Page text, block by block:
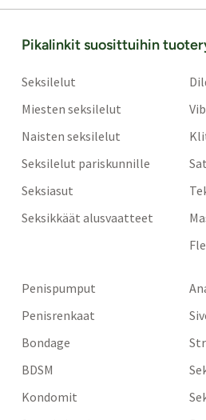
Pikalinkit suosittuihin
Seksilelut
Miesten seksilelut
Naisten seksilelut
Seksilelut pariskunnille
Seksiasut
Seksikkäät alusvaatteet
Penispumput
Penisrenkaat
Bondage
BDSM
Kondomit